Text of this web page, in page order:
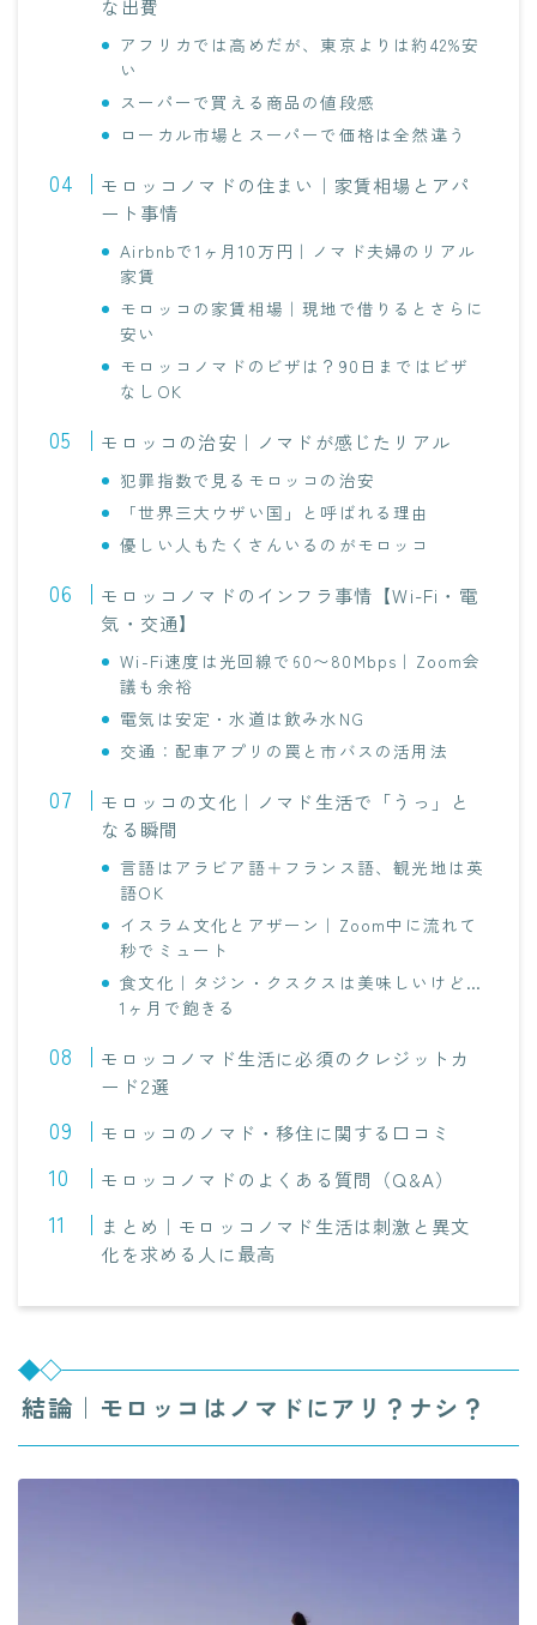
な出費
アフリカでは高めだが、東京よりは約42%安
い
スーパーで買える商品の値段感
ローカル市場とスーパーで価格は全然違う
モロッコノマドの住まい｜家賃相場とアパ
ート事情
Airbnbで1ヶ月10万円｜ノマド夫婦のリアル
家賃
モロッコの家賃相場｜現地で借りるとさらに
安い
モロッコノマドのビザは？90日まではビザ
なしOK
モロッコの治安｜ノマドが感じたリアル
犯罪指数で見るモロッコの治安
「世界三大ウザい国」と呼ばれる理由
優しい人もたくさんいるのがモロッコ
モロッコノマドのインフラ事情【Wi-Fi・電
気・交通】
Wi-Fi速度は光回線で60〜80Mbps｜Zoom会
議も余裕
電気は安定・水道は飲み水NG
交通：配車アプリの罠と市バスの活用法
モロッコの文化｜ノマド生活で「うっ」と
なる瞬間
言語はアラビア語＋フランス語、観光地は英
語OK
イスラム文化とアザーン｜Zoom中に流れて
秒でミュート
食文化｜タジン・クスクスは美味しいけど…
1ヶ月で飽きる
モロッコノマド生活に必須のクレジットカ
ード2選
モロッコのノマド・移住に関する口コミ
モロッコノマドのよくある質問（Q&A）
まとめ｜モロッコノマド生活は刺激と異文
化を求める人に最高
結論｜モロッコはノマドにアリ？ナシ？